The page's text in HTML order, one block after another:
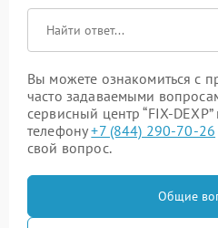
Вы можете ознакомиться с
часто задаваемыми
сервисный центр “FIX-
телефону+7 (844) 290-70-26
свой вопрос.
Общие